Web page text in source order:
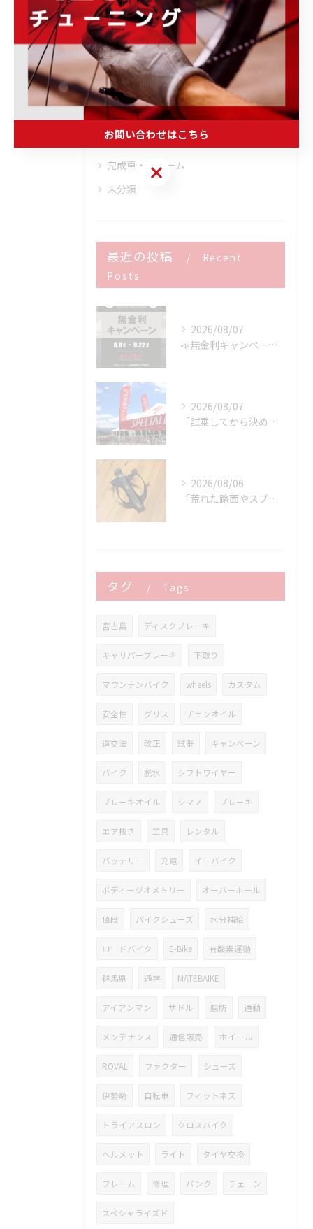
キャンペーン情報
商品・ブランド情報
取り扱いブランド
ウェア・ヘルメット・シューズ
トレーニング・メンテナンス・その他
ホイール・パーツ・アクセサリー
完成車・フレーム
未分類
最近の投稿
Recent
Posts
2026/08/07
📣無金利キャンペーン開催決定‼️
2026/08/07
「試乗してから決める。」 それがPOWER-KIDSの一番大切にしていることです。
2026/08/06
「荒れた路面やスプリントでボトルが飛んでヒヤッとしたこと、あ...
タグ Tags
宮古島 ディスクブレーキ
キャリパーブレーキ 下取り
マウンテンバイク wheels カスタム
安全性 グリス チェンオイル
道交法 改正 試乗 キャンペーン
バイク 脱水 シフトワイヤー
ブレーキオイル シマノ ブレーキ
エア抜き 工具 レンタル
バッテリー 充電 イーバイク
ボディージオメトリー オーバーホール
値段 バイクシューズ 水分補給
ロードバイク E-Bike 有酸素運動
群馬県 通学 MATEBAIKE
アイアンマン サドル 脂肪 通勤
メンテナンス 通信販売 ホイール
ROVAL ファクター シューズ
伊勢崎 自転車 フィットネス
トライアスロン クロスバイク
ヘルメット ライト タイヤ交換
フレーム 修理 パンク チェーン
スペシャライズド
お問い合わせはこちら
お問い合わせはこちら